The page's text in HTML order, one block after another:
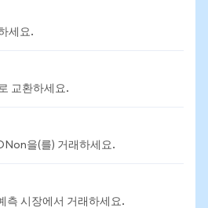
세요.
교환하세요.
을(를) 거래하세요.
측 시장에서 거래하세요.